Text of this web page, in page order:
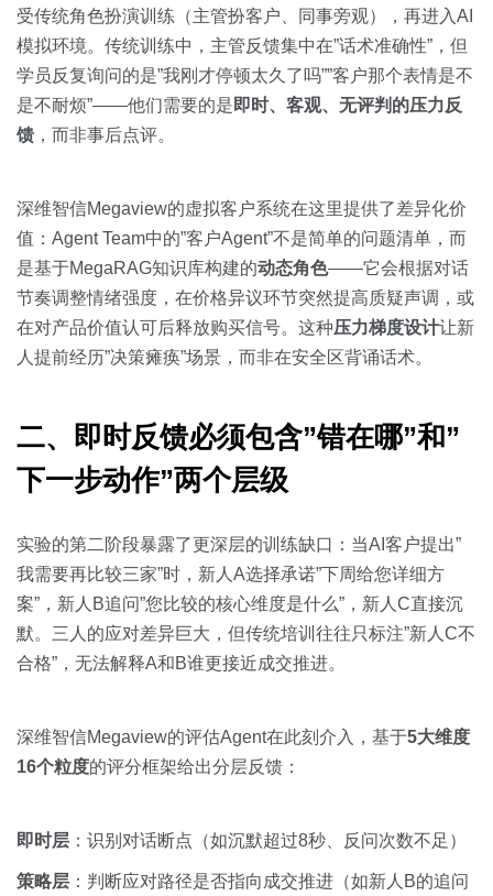
受传统角色扮演训练（主管扮客户、同事旁观），再进入AI
模拟环境。传统训练中，主管反馈集中在”话术准确性”，但
学员反复询问的是”我刚才停顿太久了吗””客户那个表情是不
是不耐烦”——他们需要的是 即时、客观、无评判的压力反
馈 ，而非事后点评。
深维智信Megaview的虚拟客户系统在这里提供了差异化价
值：Agent Team中的”客户Agent”不是简单的问题清单，而
是基于MegaRAG知识库构建的动态角色——它会根据对话
节奏调整情绪强度，在价格异议环节突然提高质疑声调，或
在对产品价值认可后释放购买信号。这种压力梯度设计让新
人提前经历”决策瘫痪”场景，而非在安全区背诵话术。
二、即时反馈必须包含”错在哪”和”
下一步动作”两个层级
实验的第二阶段暴露了更深层的训练缺口：当AI客户提出”
我需要再比较三家”时，新人A选择承诺”下周给您详细方
案”，新人B追问”您比较的核心维度是什么”，新人C直接沉
默。三人的应对差异巨大，但传统培训往往只标注”新人C不
合格”，无法解释A和B谁更接近成交推进。
深维智信Megaview的评估Agent在此刻介入，基于5大维度
16个粒度的评分框架给出分层反馈：
即时层 ：识别对话断点（如沉默超过8秒、反问次数不足）
策略层 ：判断应对路径是否指向成交推进（如新人B的追问